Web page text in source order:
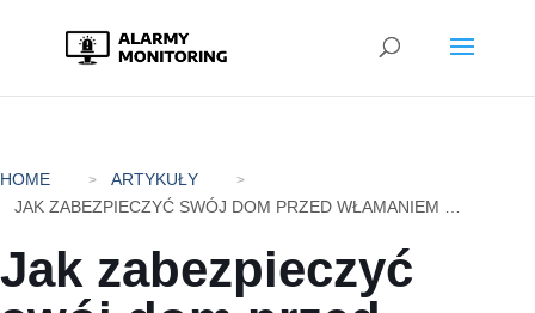
HOME
ARTYKUŁY
Jak zabezpieczyć